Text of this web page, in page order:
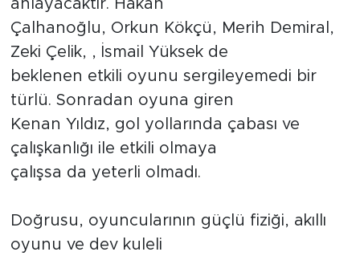
anlayacaktır. Hakan
Çalhanoğlu, Orkun Kökçü, Merih Demiral,
Zeki Çelik, , İsmail Yüksek de
beklenen etkili oyunu sergileyemedi bir
türlü. Sonradan oyuna giren
Kenan Yıldız, gol yollarında çabası ve
çalışkanlığı ile etkili olmaya
çalışsa da yeterli olmadı.
Doğrusu, oyuncularının güçlü fiziği, akıllı
oyunu ve dev kuleli